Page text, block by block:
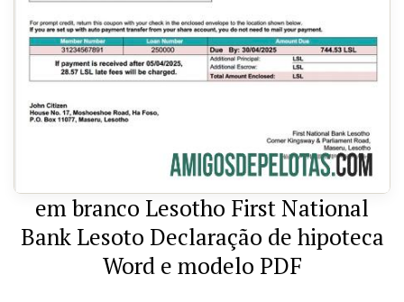
em branco Lesotho First National
Bank Lesoto Declaração de hipoteca
Word e modelo PDF